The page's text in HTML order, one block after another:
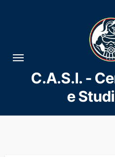
al
C.A.S.I. -
e